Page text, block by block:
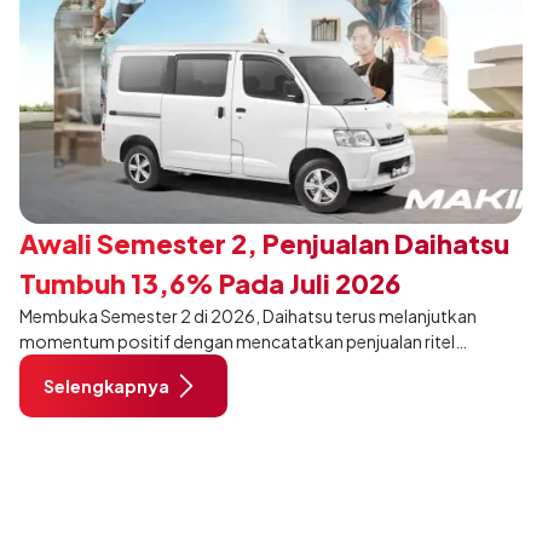
Awali Semester 2, Penjualan Daihatsu
Tumbuh 13,6% Pada Juli 2026
Membuka Semester 2 di 2026, Daihatsu terus melanjutkan
momentum positif dengan mencatatkan penjualan ritel
sebanyak 12.750 unit pada Juli 2026. Capaian tersebut tumbuh
13,6% dibandingkan periode yang sama tahun lalu sebanyak
11.220 unit, dan tetap stabil dibandingkan bulan Juni 2026 lalu.
Selengkapnya